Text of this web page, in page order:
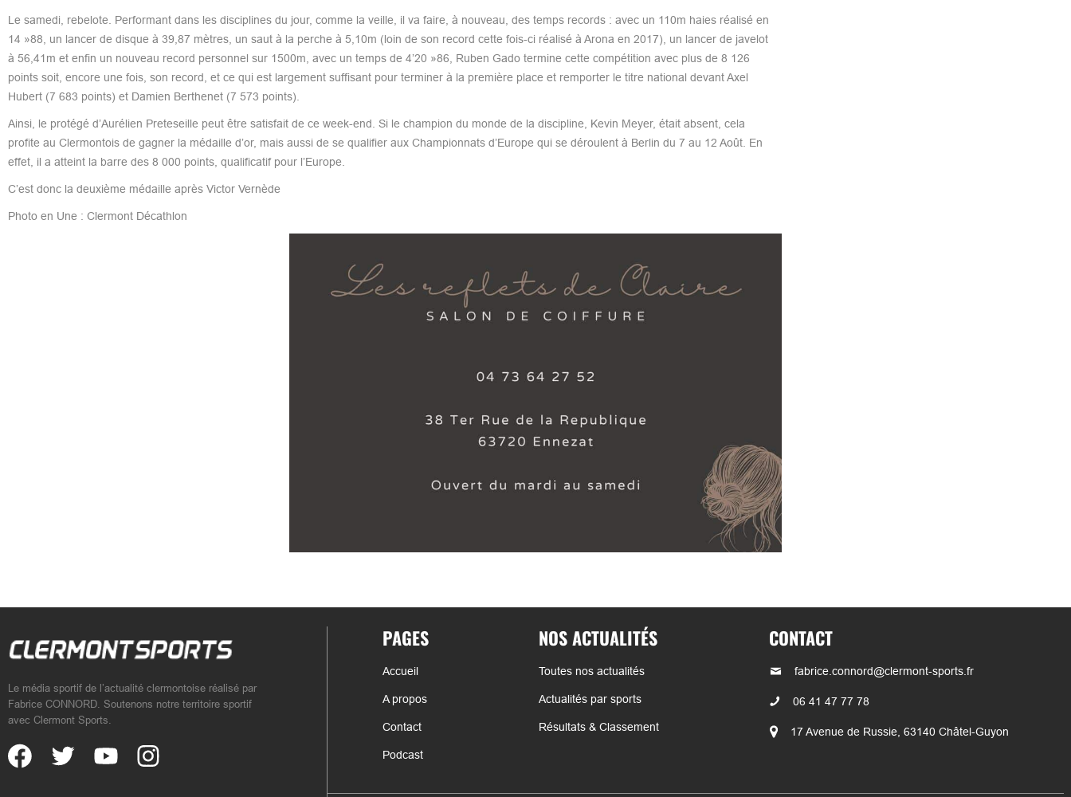
Le samedi, rebelote. Performant dans les disciplines du jour, comme la veille, il va faire, à nouveau, des temps records : avec un 110m haies réalisé en
14 »88, un lancer de disque à 39,87 mètres, un saut à la perche à 5,10m (loin de son record cette fois-ci réalisé à Arona en 2017), un lancer de javelot
à 56,41m et enfin un nouveau record personnel sur 1500m, avec un temps de 4’20 »86, Ruben Gado termine cette compétition avec plus de 8 126
points soit, encore une fois, son record, et ce qui est largement suffisant pour terminer à la première place et remporter le titre national devant Axel
Hubert (7 683 points) et Damien Berthenet (7 573 points).
Ainsi, le protégé d’Aurélien Preteseille peut être satisfait de ce week-end. Si le champion du monde de la discipline, Kevin Meyer, était absent, cela
profite au Clermontois de gagner la médaille d’or, mais aussi de se qualifier aux Championnats d’Europe qui se déroulent à Berlin du 7 au 12 Août. En
effet, il a atteint la barre des 8 000 points, qualificatif pour l’Europe.
C’est donc la deuxième médaille après Victor Vernède
Photo en Une : Clermont Décathlon
Le média sportif de l’actualité clermontoise réalisé par
Fabrice CONNORD. Soutenons notre territoire sportif
avec Clermont Sports.
PAGES
Accueil
A propos
Contact
Podcast
NOS ACTUALITÉS
Toutes nos actualités
Actualités par sports
Résultats & Classement
CONTACT
fabrice.connord@clermont-sports.fr
06 41 47 77 78
17 Avenue de Russie, 63140 Châtel-Guyon